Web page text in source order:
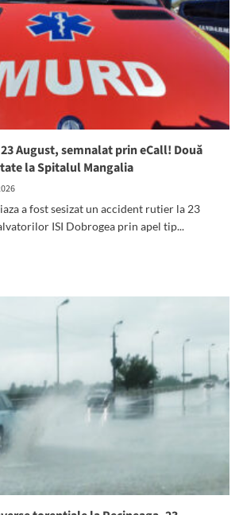
August, semnalat prin eCall! Două
la Spitalul Mangalia
a fost sesizat un accident rutier la 23
ISI Dobrogea prin apel tip...